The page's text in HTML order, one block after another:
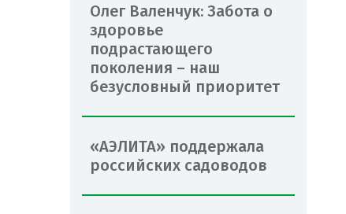
Олег Валенчук: Забота о
здоровье
подрастающего
поколения – наш
безусловный приоритет
«АЭЛИТА» поддержала
российских садоводов